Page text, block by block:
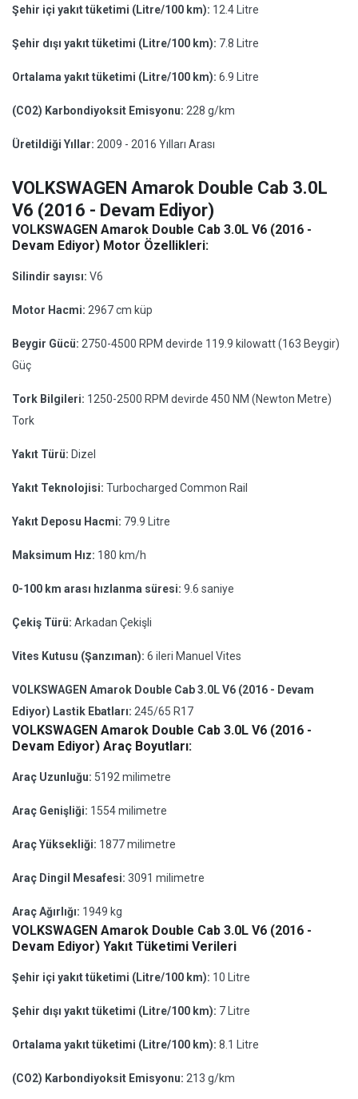
Şehir içi yakıt tüketimi (Litre/100 km): 12.4 Litre
Şehir dışı yakıt tüketimi (Litre/100 km): 7.8 Litre
Ortalama yakıt tüketimi (Litre/100 km): 6.9 Litre
(CO2) Karbondiyoksit Emisyonu: 228 g/km
Üretildiği Yıllar: 2009 - 2016 Yılları Arası
VOLKSWAGEN Amarok Double Cab 3.0L
V6 (2016 - Devam Ediyor)
VOLKSWAGEN Amarok Double Cab 3.0L V6 (2016 -
Devam Ediyor) Motor Özellikleri:
Silindir sayısı: V6
Motor Hacmi: 2967 cm küp
Beygir Gücü: 2750-4500 RPM devirde 119.9 kilowatt (163 Beygir)
Güç
Tork Bilgileri: 1250-2500 RPM devirde 450 NM (Newton Metre)
Tork
Yakıt Türü: Dizel
Yakıt Teknolojisi: Turbocharged Common Rail
Yakıt Deposu Hacmi: 79.9 Litre
Maksimum Hız: 180 km/h
0-100 km arası hızlanma süresi: 9.6 saniye
Çekiş Türü: Arkadan Çekişli
Vites Kutusu (Şanzıman): 6 ileri Manuel Vites
VOLKSWAGEN Amarok Double Cab 3.0L V6 (2016 - Devam
Ediyor) Lastik Ebatları: 245/65 R17
VOLKSWAGEN Amarok Double Cab 3.0L V6 (2016 -
Devam Ediyor) Araç Boyutları:
Araç Uzunluğu: 5192 milimetre
Araç Genişliği: 1554 milimetre
Araç Yüksekliği: 1877 milimetre
Araç Dingil Mesafesi: 3091 milimetre
Araç Ağırlığı: 1949 kg
VOLKSWAGEN Amarok Double Cab 3.0L V6 (2016 -
Devam Ediyor) Yakıt Tüketimi Verileri
Şehir içi yakıt tüketimi (Litre/100 km): 10 Litre
Şehir dışı yakıt tüketimi (Litre/100 km): 7 Litre
Ortalama yakıt tüketimi (Litre/100 km): 8.1 Litre
(CO2) Karbondiyoksit Emisyonu: 213 g/km